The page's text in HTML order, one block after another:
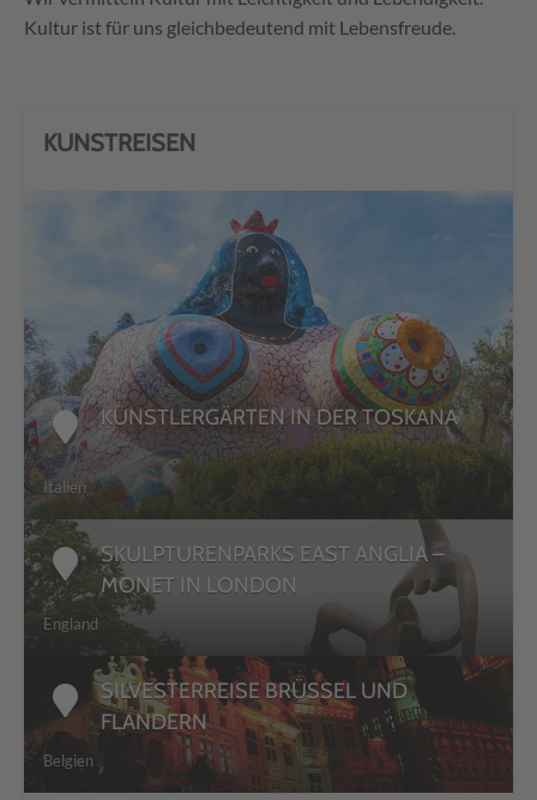
Kultur ist für uns gleichbedeutend mit Lebensfreude.
KUNSTREISEN
DETAILS
KÜNSTLERGÄRTEN IN DER TOSKANA
Italien
SKULPTURENPARKS EAST ANGLIA –
MONET IN LONDON
England
SILVESTERREISE BRÜSSEL UND
FLANDERN
Belgien